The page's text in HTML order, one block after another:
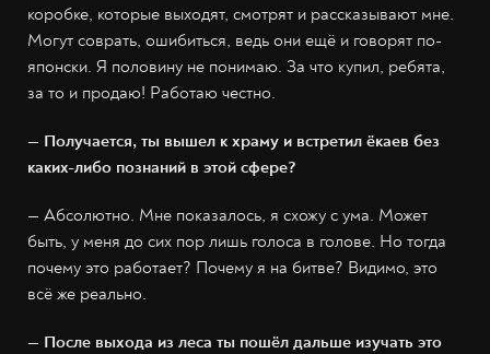
коробке, которые выходят, смотрят и рассказывают мне.
Могут соврать, ошибиться, ведь они ещё и говорят по-
японски. Я половину не понимаю. За что купил, ребята,
за то и продаю! Работаю честно.
— Получается, ты вышел к храму и встретил ёкаев без
каких-либо познаний в этой сфере?
— Абсолютно. Мне показалось, я схожу с ума. Может
быть, у меня до сих пор лишь голоса в голове. Но тогда
почему это работает? Почему я на битве? Видимо, это
всё же реально.
— После выхода из леса ты пошёл дальше изучать это